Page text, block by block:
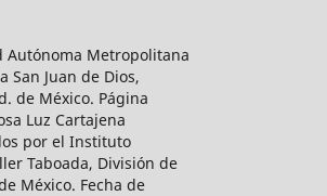
Autónoma Metropolitana
San Juan de Dios,
de México. Página
Luz Cartajena
por el Instituto
Taboada, División de
México. Fecha de